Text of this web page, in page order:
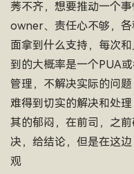
莠不齐，想要推动一个
owner、责任心不够，
面拿到什么支持，每次
到的大概率是一个PUA
管理，不解决实际的问
难得到切实的解决和处
其的郁闷，在前司，之
决，给结论，但是在这
观